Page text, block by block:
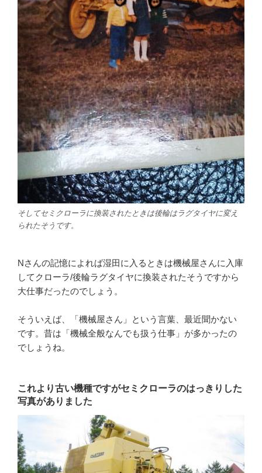
そしてセミクローラに換装されたときは後輪はラグタイヤに変え
られたそうです。
Nさんの記憶によれば湿田に入るときは機械屋さんに入庫
してクローラ/後輪ラグタイヤに換装されたそうですから
大仕事だったのでしょう。
そういえば、「機械屋さん」という言葉、最近聞かない
です。昔は「機械全般なんでも扱う仕事」が多かったの
でしょうね。
これより古い機種ですがセミクローラのはっきりした
写真がありました